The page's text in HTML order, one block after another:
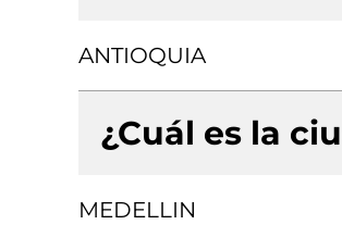
ANTIOQUIA
¿Cuál es la
MEDELLIN